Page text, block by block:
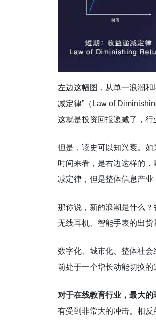
左边这幅图，从单一浪潮
减定律”（Law of
这就是投资回报递减了，行
但是，读史可以知兴衰。
时间来看，是右边这样的，
减定律，但是整体信息产业
那你说，新的浪潮是什么
无线耳机、智能手表的出货
数字化、城市化、整体社
前处于一个增长动能切换的
对于在线教育行业，最大的
有受到非常大的冲击。相反